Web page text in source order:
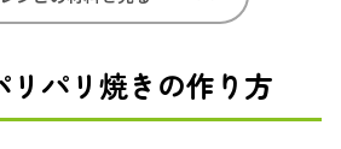
リパリ焼きの作り方